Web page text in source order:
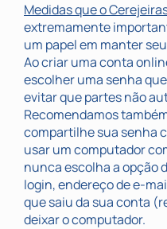
Medidas que o
extremamente
um papel em manter
Ao criar uma conta
escolher uma senha
evitar que partes não
Recomendamos
compartilhe sua senha
usar um computador
nunca escolha a opção
login, endereço de e-
que saiu da sua conta
deixar o computador.